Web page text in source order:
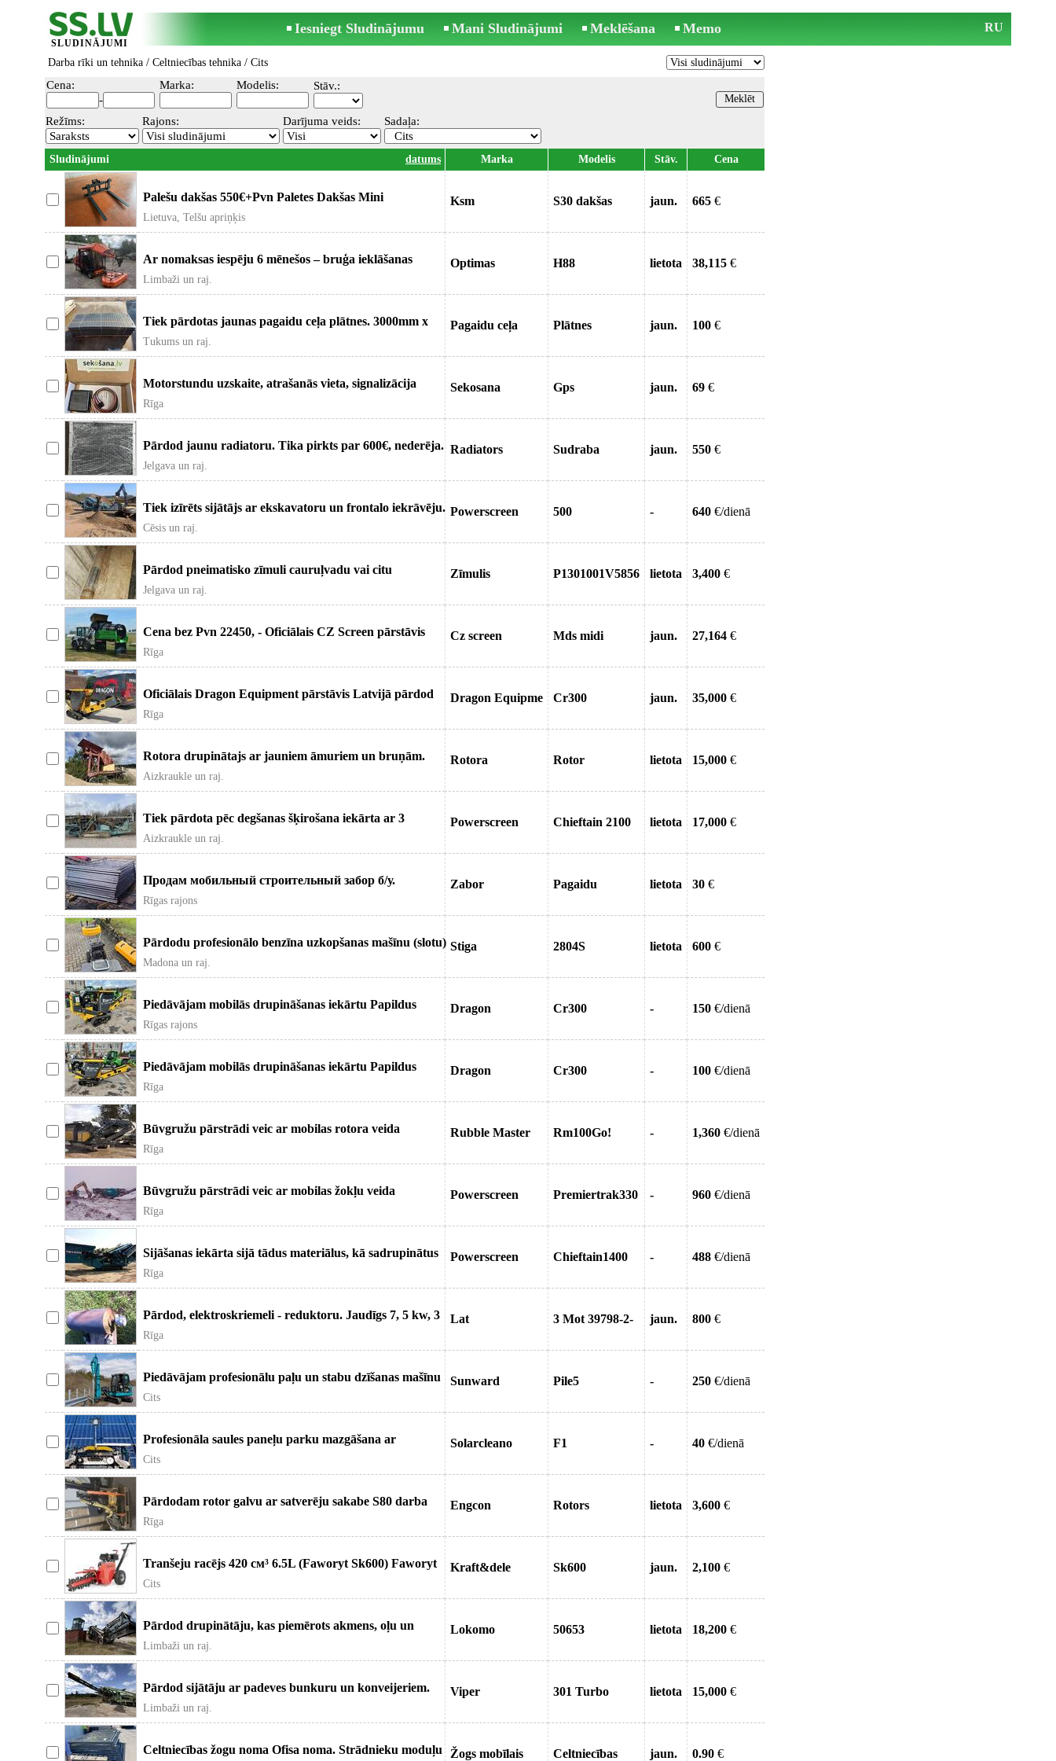
SLUDINĀJUMI
Iesniegt Sludinājumu Mani Sludinājumi Meklēšana Memo RU
Darba rīki un tehnika / Celtniecības tehnika / Cits
Cena:
-
Marka: Modelis: Stāv.:
Režīms: Rajons: Darījuma veids: Sadaļa:
Sludinājumi datums Marka Modelis Stāv. Cena
Palešu dakšas 550€+Pvn Paletes Dakšas Mini
Ekskavatoram (S-30) Savienojuma tip
Lietuva, Telšu apriņķis
Ksm S30 dakšas jaun. 665 €
Ar nomaksas iespēju 6 mēnešos – bruģa ieklāšanas
mašīna Optimas H88. Piemērota ceļi
Limbaži un raj.
Optimas H88 lietota 38,115 €
Tiek pārdotas jaunas pagaidu ceļa plātnes. 3000mm x
1150mm. Pieejamas aptuveni 55gb.
Tukums un raj.
Pagaidu ceļa Plātnes jaun. 100 €
Motorstundu uzskaite, atrašanās vieta, signalizācija
Zonas pamešana 69 Eur Auto G
Rīga
Sekosana Gps jaun. 69 €
Pārdod jaunu radiatoru. Tika pirkts par 600€, nederēja.
Izmēri: Augstums - 54cm
Jelgava un raj.
Radiators Sudraba jaun. 550 €
Tiek izīrēts sijātājs ar ekskavatoru un frontalo iekrāvēju.
Cēsis un raj.
Powerscreen 500 - 640 €/dienā
Pārdod pneimatisko zīmuli cauruļvadu vai citu
komunikāciju ievilkšanai.
Jelgava un raj.
Zīmulis P1301001V5856 lietota 3,400 €
Cena bez Pvn 22450, - Oficiālais CZ Screen pārstāvis
Latvijā SIA Tehlab pārdod vibr
Rīga
Cz screen Mds midi jaun. 27,164 €
Oficiālais Dragon Equipment pārstāvis Latvijā pārdod
būvgružu drupinātāju. -Platum
Rīga
Dragon Equipme Cr300 jaun. 35,000 €
Rotora drupinātajs ar jauniem āmuriem un bruņām.
Nostrādātās 500 motorstundas. L
Aizkraukle un raj.
Rotora Rotor lietota 15,000 €
Tiek pārdota pēc degšanas šķirošana iekārta ar 3
klājiem, 9000 motorstundu. Vairā
Aizkraukle un raj.
Powerscreen Chieftain 2100 lietota 17,000 €
Продам мобильный строительный забор б/у.
Хорошее состояние. Дополнительно можно прио
Rīgas rajons
Zabor Pagaidu lietota 30 €
Pārdodu profesionālo benzīna uzkopšanas mašīnu (slotu)
Stiga Swr 2804 S ideālā darba
Madona un raj.
Stiga 2804S lietota 600 €
Piedāvājam mobilās drupināšanas iekārtu Papildus
varam piedāvāt arī ekskavatora
Rīgas rajons
Dragon Cr300 - 150 €/dienā
Piedāvājam mobilās drupināšanas iekārtu Papildus
varam piedāvāt arī ekskavatora u
Rīga
Dragon Cr300 - 100 €/dienā
Būvgružu pārstrādi veic ar mobilas rotora veida
drupināšanas iekārtu. Cena ar operat
Rīga
Rubble Master Rm100Go! - 1,360 €/dienā
Būvgružu pārstrādi veic ar mobilas žokļu veida
drupināšanas iekārtu. Cena ar operato
Rīga
Powerscreen Premiertrak330 - 960 €/dienā
Sijāšanas iekārta sijā tādus materiālus, kā sadrupinātus
būvgružus, granti, melnzemi
Rīga
Powerscreen Chieftain1400 - 488 €/dienā
Pārdod, elektroskriemeli - reduktoru. Jaudīgs 7, 5 kw, 3
fāz. L - 700Mm D - 320Mm
Rīga
Lat 3 Mot 39798-2- jaun. 800 €
Piedāvājam profesionālu paļu un stabu dzīšanas mašīnu
nomu kopā ar pieredzējušiem op
Cits
Sunward Pile5 - 250 €/dienā
Profesionāla saules paneļu parku mazgāšana ar
Solarcleano robotiem. Efektīva sau
Cits
Solarcleano F1 - 40 €/dienā
Pārdodam rotor galvu ar satverēju sakabe S80 darba
kārtībā. Atrodās Rīga rumbula.
Rīga
Engcon Rotors lietota 3,600 €
Tranšeju racējs 420 см³ 6.5L (Faworyt Sk600) Faworyt
Sk600 tranšeju racējs Vai
Cits
Kraft&dele Sk600 jaun. 2,100 €
Pārdod drupinātāju, kas piemērots akmens, oļu un
dolomīta šķembu drupināšanai. Var i
Limbaži un raj.
Lokomo 50653 lietota 18,200 €
Pārdod sijātāju ar padeves bunkuru un konveijeriem.
Piemērots smilts, grants, šķembu
Limbaži un raj.
Viper 301 Turbo lietota 15,000 €
Celtniecības žogu noma Ofisa noma. Strādnieku moduļu
Žogs mobīlais Celtniecības jaun. 0.90 €